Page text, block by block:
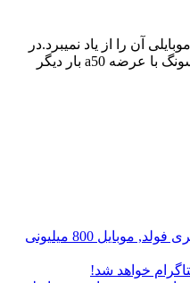
موبایلی آن را از یاد نمیبرد.در
همان سال و همان ماه بود که سامسونگ با عرضه a50 بار دیگر
نگاهی اجمالی به گلکسی زد تری فولد, موبایل 800 میلیونی
خواهد شد!